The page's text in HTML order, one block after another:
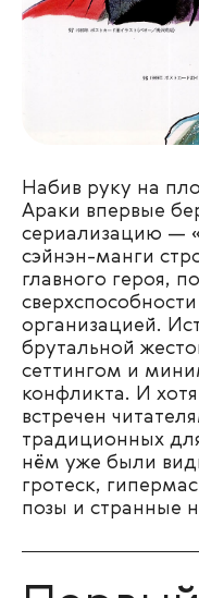
Набив руку на
Араки впервые
сериализацию —
сэйнэн-манги
главного героя,
организацией.
брутальной
сеттингом и
конфликта. И
встречен
традиционных
нём уже были
гротеск,
позы и странные